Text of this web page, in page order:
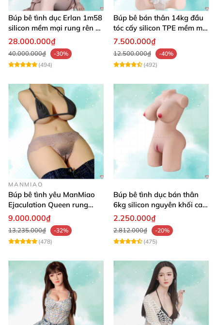
Búp bê tình dục Erlan 1m58
silicon mềm mại rung rên co
bóp hấp dẫn
28.000.000₫
40.000.000₫
-30%
(494)
Búp bê bán thân 14kg đầu
tóc cấy silicon TPE mềm mịn
tự nhiên
7.500.000₫
12.500.000₫
-40%
(492)
MANMIAO
Búp bê tình yêu ManMiao
Ejaculation Queen rung
cảm biến sưởi ấm phun
9.000.000₫
13.235.000₫
-32%
(478)
Búp bê tình dục bán thân
6kg silicon nguyên khối cao
cấp giá rẻ
2.250.000₫
2.812.000₫
-20%
(475)